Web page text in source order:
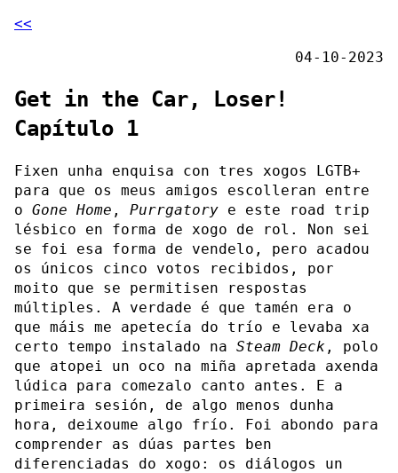
<<
04-10-2023
Get in the Car, Loser!
Capítulo 1
Fixen unha enquisa con tres xogos LGTB+
para que os meus amigos escolleran entre
o Gone Home , Purrgatory e este road trip
lésbico en forma de xogo de rol. Non sei
se foi esa forma de vendelo, pero acadou
os únicos cinco votos recibidos, por
moito que se permitisen respostas
múltiples. A verdade é que tamén era o
que máis me apetecía do trío e levaba xa
certo tempo instalado na Steam Deck , polo
que atopei un oco na miña apretada axenda
lúdica para comezalo canto antes. E a
primeira sesión, de algo menos dunha
hora, deixoume algo frío. Foi abondo para
comprender as dúas partes ben
diferenciadas do xogo: os diálogos un